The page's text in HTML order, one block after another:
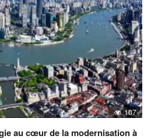
107
au cœur de la modernisation à